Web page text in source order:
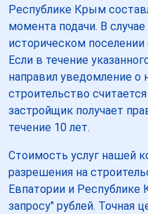
Республике Крым
момента подачи. В
историческом
Если в течение
направил уведомление о
строительство
застройщик получает
течение 10 лет.
Стоимость услуг нашей
разрешения на
Евпатории и Республике
запросу" рублей. Точная